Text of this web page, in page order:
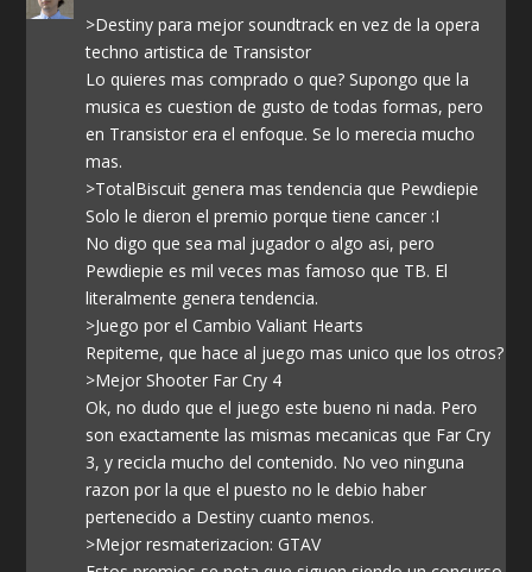
>Destiny para mejor soundtrack en vez de la opera
techno artistica de Transistor
Lo quieres mas comprado o que? Supongo que la
musica es cuestion de gusto de todas formas, pero
en Transistor era el enfoque. Se lo merecia mucho
mas.
>TotalBiscuit genera mas tendencia que Pewdiepie
Solo le dieron el premio porque tiene cancer :I
No digo que sea mal jugador o algo asi, pero
Pewdiepie es mil veces mas famoso que TB. El
literalmente genera tendencia.
>Juego por el Cambio Valiant Hearts
Repiteme, que hace al juego mas unico que los otros?
>Mejor Shooter Far Cry 4
Ok, no dudo que el juego este bueno ni nada. Pero
son exactamente las mismas mecanicas que Far Cry
3, y recicla mucho del contenido. No veo ninguna
razon por la que el puesto no le debio haber
pertenecido a Destiny cuanto menos.
>Mejor resmaterizacion: GTAV